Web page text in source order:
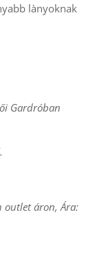
lànyoknak
Gardróban
outlet áron,Ára: